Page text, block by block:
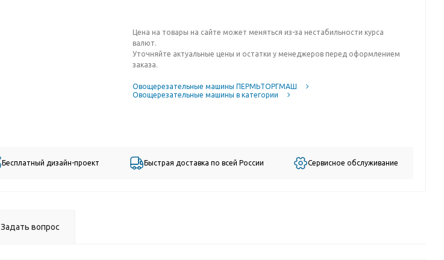
Цена на товары на сайте может меняться из-за нестабильности курса
валют.
Уточняйте актуальные цены и остатки у менеджеров перед оформлением
заказа.
Овощерезательные машины ПЕРМЬТОРГМАШ
Овощерезательные машины в категории
Бесплатный дизайн-проект Быстрая доставка по всей России Сервисное обслуживание
Задать вопрос